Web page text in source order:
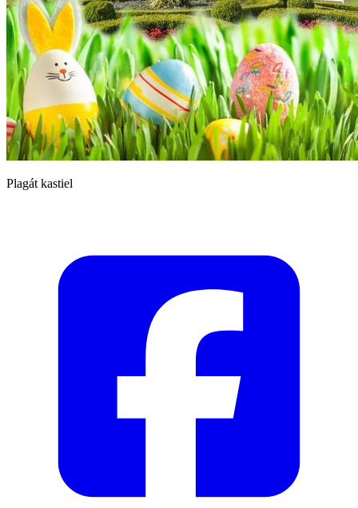
Plagát kastiel